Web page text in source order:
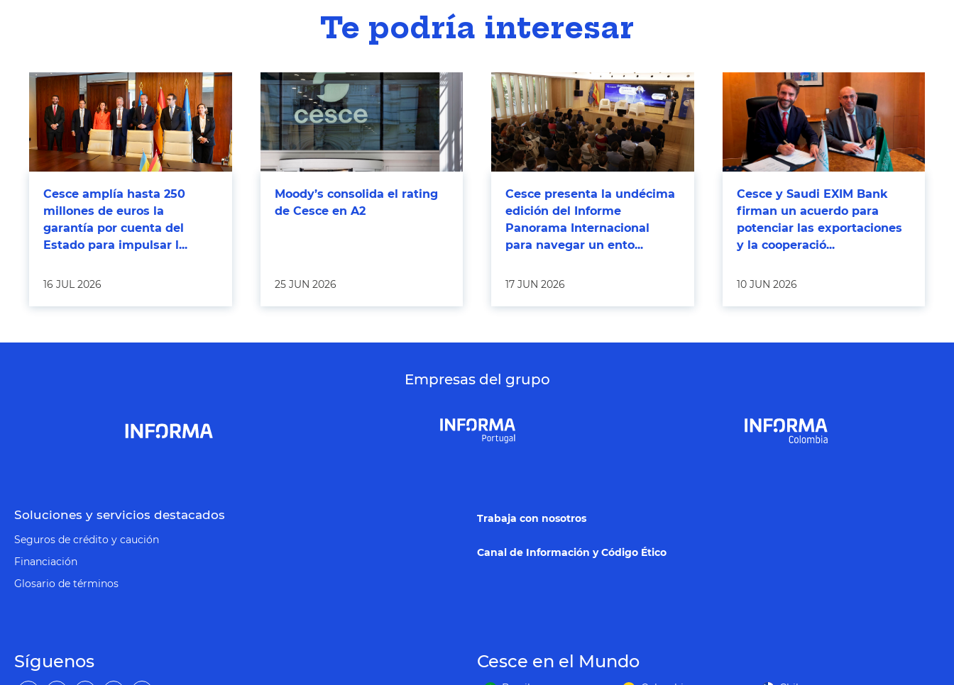
Te podría interesar
Cesce amplía hasta 250
millones de euros la
garantía por cuenta del
Estado para impulsar l...
16 JUL 2026
Moody’s consolida el rating
de Cesce en A2
25 JUN 2026
Cesce presenta la undécima
edición del Informe
Panorama Internacional
para navegar un ento...
17 JUN 2026
Cesce y Saudi EXIM Bank
firman un acuerdo para
potenciar las exportaciones
y la cooperació...
10 JUN 2026
Empresas del grupo
Soluciones y servicios destacados
Seguros de crédito y caución
Financiación
Glosario de términos
Trabaja con nosotros
Canal de Información y Código Ético
Síguenos Cesce en el Mundo